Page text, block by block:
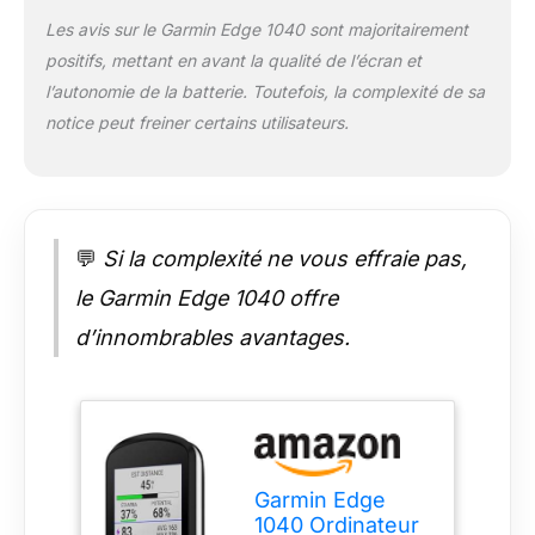
dont vous avez
besoin et même
de données
directement depuis
en tant que cycliste
capacité à vélo aux
exigences d'un
parcours spécifique
vos capteurs
compatibles, afin que
vous puissiez
concentrer votre
entraînement et votre
amélioration dans les
Les avis sur le Garmin Edge 1040 sont majoritairement
positifs, mettant en avant la qualité de l’écran et
l’autonomie de la batterie. Toutefois, la complexité de sa
notice peut freiner certains utilisateurs.
💬 Si la complexité ne vous effraie pas,
le Garmin Edge 1040 offre
d’innombrables avantages.
Garmin Edge
1040 Ordinateur